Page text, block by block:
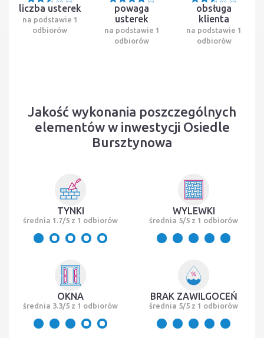
liczba usterek
na podstawie 1
odbiorów
powaga
usterek
na podstawie 1
odbiorów
obsługa
klienta
na podstawie 1
odbiorów
Jakość wykonania poszczególnych
elementów w inwestycji Osiedle
Bursztynowa
TYNKI
średnia 1.7/5 z 1 odbiorów
WYLEWKI
średnia 5/5 z 1 odbiorów
OKNA
średnia 3.3/5 z 1 odbiorów
BRAK ZAWILGOCEŃ
średnia 5/5 z 1 odbiorów